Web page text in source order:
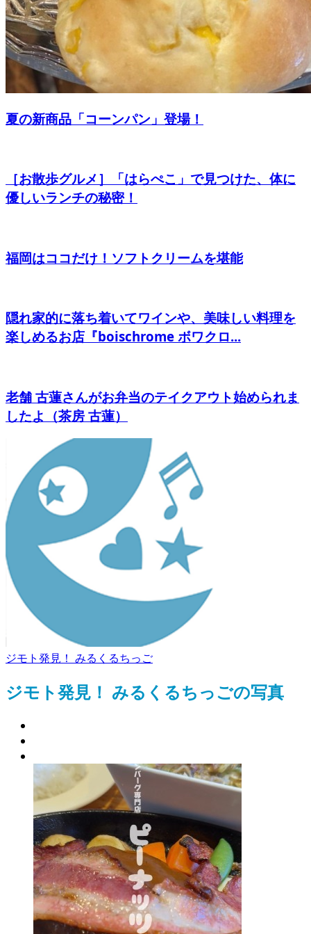
夏の新商品「コーンパン」登場！
［お散歩グルメ］「はらぺこ」で見つけた、体に
優しいランチの秘密！
福岡はココだけ！ソフトクリームを堪能
隠れ家的に落ち着いてワインや、美味しい料理を
楽しめるお店『boischrome ボワクロ...
老舗 古蓮さんがお弁当のテイクアウト始められま
したよ（茶房 古蓮）
ジモト発見！ みるくるちっご
ジモト発見！ みるくるちっごの写真